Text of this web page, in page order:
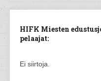
HIFK Miesten
pelaajat:
Ei siirtoja.